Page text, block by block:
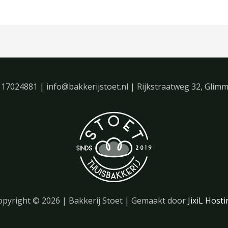
| info@bakkerijstoet.nl | Rijkstraatweg 32,
© 2026 | Bakkerij Stoet | Gemaakt door JixiL